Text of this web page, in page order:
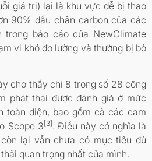
giá trị) lại là khu vực dễ bị thao
90% dấu chân carbon của các
báo cáo của NewClimate
vi khó đo lường và thường bị bỏ
cho thấy chỉ 8 trong số 28 công
phát thải được đánh giá ở mức
toàn diện, bao gồm cả các cam
Scope 3[3] . Điều này có nghĩa là
lại vẫn chưa có mục tiêu đủ
quan trọng nhất của mình.